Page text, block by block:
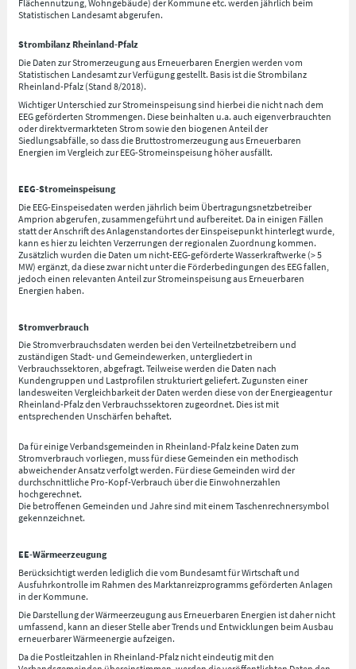
Flächennutzung, Wohngebäude) der Kommune etc. werden jährlich beim
Statistischen Landesamt abgerufen.
Strombilanz Rheinland-Pfalz
Die Daten zur Stromerzeugung aus Erneuerbaren Energien werden vom
Statistischen Landesamt zur Verfügung gestellt. Basis ist die Strombilanz
Rheinland-Pfalz (Stand 8/2018).
Wichtiger Unterschied zur Stromeinspeisung sind hierbei die nicht nach dem
EEG geförderten Strommengen. Diese beinhalten u.a. auch eigenverbrauchten
oder direktvermarkteten Strom sowie den biogenen Anteil der
Siedlungsabfälle, so dass die Bruttostromerzeugung aus Erneuerbaren
Energien im Vergleich zur EEG-Stromeinspeisung höher ausfällt.
EEG-Stromeinspeisung
Die EEG-Einspeisedaten werden jährlich beim Übertragungsnetzbetreiber
Amprion abgerufen, zusammengeführt und aufbereitet. Da in einigen Fällen
statt der Anschrift des Anlagenstandortes der Einspeisepunkt hinterlegt wurde,
kann es hier zu leichten Verzerrungen der regionalen Zuordnung kommen.
Zusätzlich wurden die Daten um nicht-EEG-geförderte Wasserkraftwerke (> 5
MW) ergänzt, da diese zwar nicht unter die Förderbedingungen des EEG fallen,
jedoch einen relevanten Anteil zur Stromeinspeisung aus Erneuerbaren
Energien haben.
Stromverbrauch
Die Stromverbrauchsdaten werden bei den Verteilnetzbetreibern und
zuständigen Stadt- und Gemeindewerken, untergliedert in
Verbrauchssektoren, abgefragt. Teilweise werden die Daten nach
Kundengruppen und Lastprofilen strukturiert geliefert. Zugunsten einer
landesweiten Vergleichbarkeit der Daten werden diese von der Energieagentur
Rheinland-Pfalz den Verbrauchssektoren zugeordnet. Dies ist mit
entsprechenden Unschärfen behaftet.
Da für einige Verbandsgemeinden in Rheinland-Pfalz keine Daten zum
Stromverbrauch vorliegen, muss für diese Gemeinden ein methodisch
abweichender Ansatz verfolgt werden. Für diese Gemeinden wird der
durchschnittliche Pro-Kopf-Verbrauch über die Einwohnerzahlen
hochgerechnet.
Die betroffenen Gemeinden und Jahre sind mit einem Taschenrechnersymbol
gekennzeichnet.
EE-Wärmeerzeugung
Berücksichtigt werden lediglich die vom Bundesamt für Wirtschaft und
Ausfuhrkontrolle im Rahmen des Marktanreizprogramms geförderten Anlagen
in der Kommune.
Die Darstellung der Wärmeerzeugung aus Erneuerbaren Energien ist daher nicht
umfassend, kann an dieser Stelle aber Trends und Entwicklungen beim Ausbau
erneuerbarer Wärmeenergie aufzeigen.
Da die Postleitzahlen in Rheinland-Pfalz nicht eindeutig mit den